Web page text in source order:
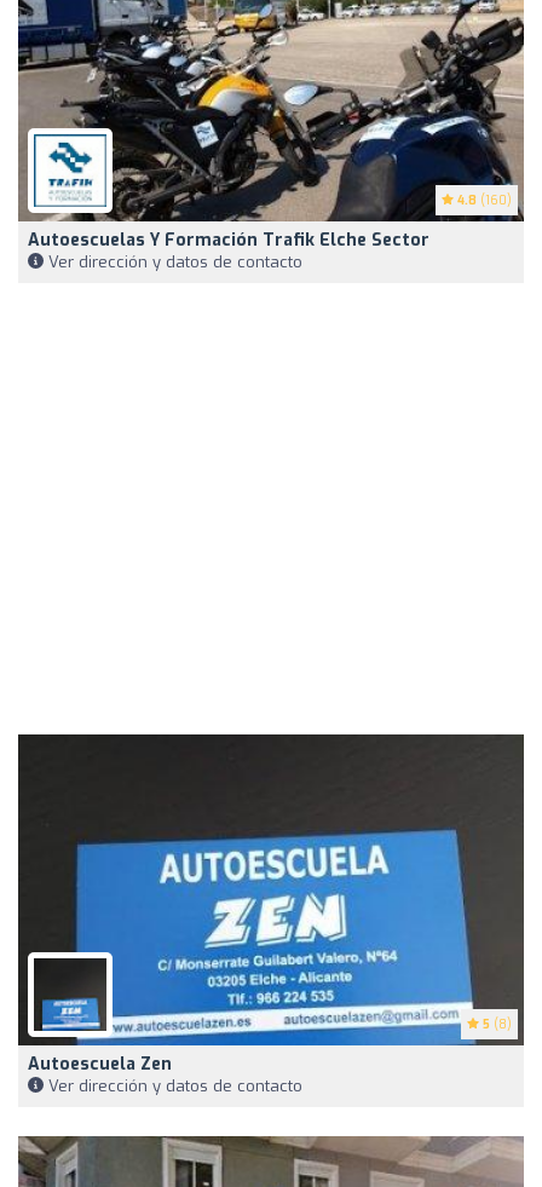
4.8 (160)
Autoescuelas Y Formación Trafik Elche Sector
Ver dirección y datos de contacto
5 (8)
Autoescuela Zen
Ver dirección y datos de contacto